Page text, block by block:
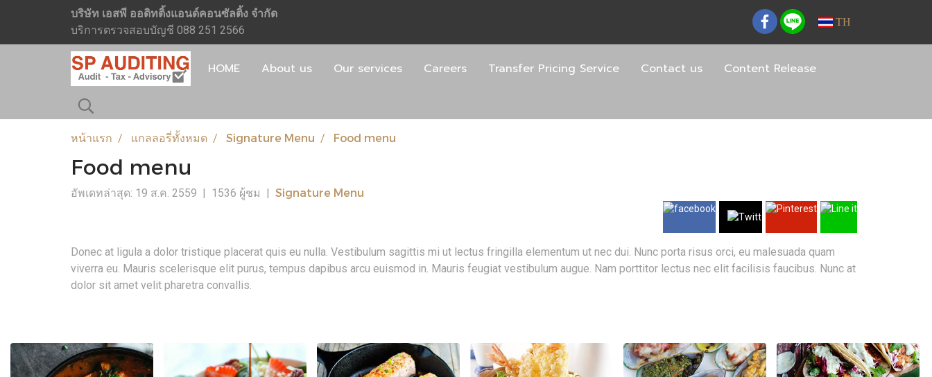
บริษัท เอสพี ออดิทติ้งแอนด์คอนซัลติ้ง จำกัด
บริการตรวจสอบบัญชี 088 251 2566
TH
HOME About us Our services Careers Transfer Pricing Service Contact us Content Release
หน้าแรก แกลลอรี่ทั้งหมด Signature Menu Food menu
Food menu
อัพเดทล่าสุด: 19 ส.ค. 2559 1536 ผู้ชม Signature Menu
Donec at ligula a dolor tristique placerat quis eu nulla. Vestibulum sagittis mi ut lectus fringilla elementum ut nec dui. Nunc porta risus orci, eu malesuada quam
viverra eu. Mauris scelerisque elit purus, tempus dapibus arcu euismod in. Mauris feugiat vestibulum augue. Nam porttitor lectus nec elit facilisis faucibus. Nunc at
dolor sit amet velit pharetra convallis.